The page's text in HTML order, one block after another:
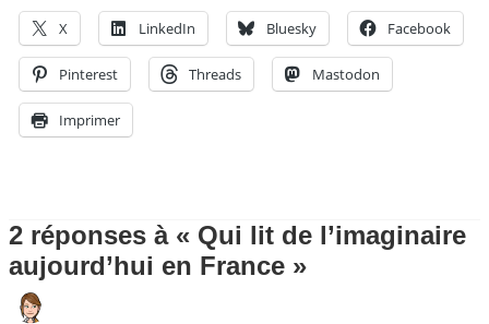
X LinkedIn Bluesky Facebook
Pinterest Threads Mastodon
Imprimer
2 réponses à « Qui lit de l’imaginaire
aujourd’hui en France »